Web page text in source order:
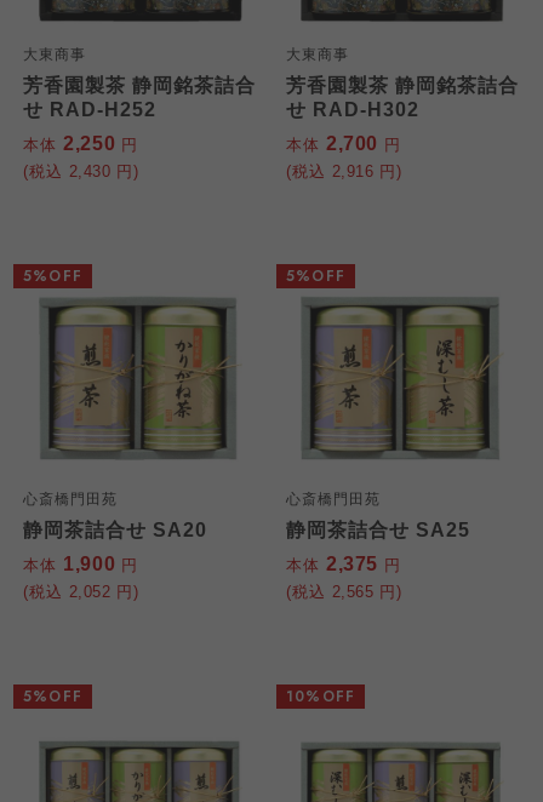
大東商事
芳香園製茶 静岡銘茶詰合
せ RAD-H252
本体 2,250 円
(税込 2,430 円)
大東商事
芳香園製茶 静岡銘茶詰合
せ RAD-H302
本体 2,700 円
(税込 2,916 円)
心斎橋門田苑
静岡茶詰合せ SA20
本体 1,900 円
(税込 2,052 円)
5%OFF
心斎橋門田苑
静岡茶詰合せ SA25
本体 2,375 円
(税込 2,565 円)
5%OFF
5%OFF 10%OFF